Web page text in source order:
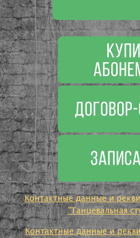
Контактные данные и
"Танцевальная
Контактные данные и